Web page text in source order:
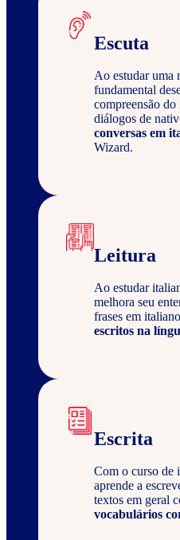
Escuta
Ao estudar uma
fundamental
compreensão
diálogos de
conversas em
Wizard.
Leitura
Ao estudar
melhora seu
frases em
escritos na
Escrita
Com o curso de
aprende a
textos em geral
vocabulários